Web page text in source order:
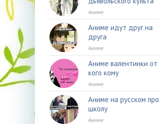
Аниме
Аниме идут друг на
друга
Аниме
Аниме валентинки от
кого кому
Аниме
Аниме на русском про
школу
Аниме